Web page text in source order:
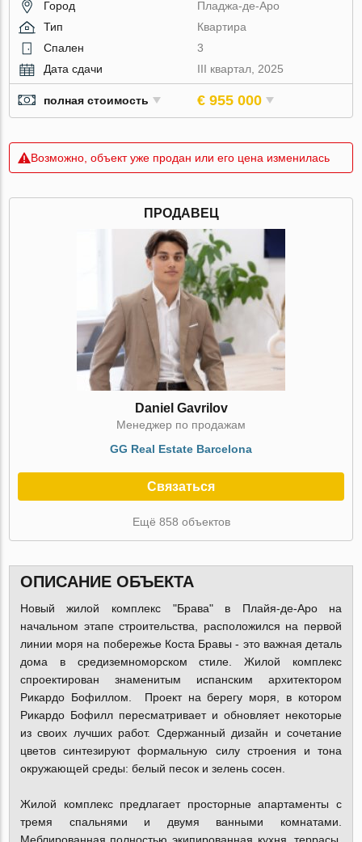
Город
Пладжа-де-Аро
Тип
Квартира
Спален
3
Дата сдачи
III квартал, 2025
полная стоимость € 955 000
Возможно, объект уже продан или его цена изменилась
ПРОДАВЕЦ
Daniel Gavrilov
Менеджер по продажам
GG Real Estate Barcelona
Связаться
Ещё 858 объектов
ОПИСАНИЕ ОБЪЕКТА
Новый жилой комплекс "Брава" в Плайя-де-Аро на
начальном этапе строительства, расположился на первой
линии моря на побережье Коста Бравы - это важная деталь
дома в средиземноморском стиле. Жилой комплекс
спроектирован знаменитым испанским архитектором
Рикардо Бофиллом. Проект на берегу моря, в котором
Рикардо Бофилл пересматривает и обновляет некоторые
из своих лучших работ. Сдержанный дизайн и сочетание
цветов синтезируют формальную силу строения и тона
окружающей среды: белый песок и зелень сосен.
Жилой комплекс предлагает просторные апартаменты с
тремя спальнями и двумя ванными комнатами.